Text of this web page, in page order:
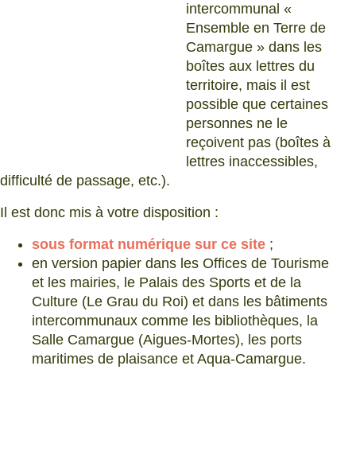
intercommunal «
Ensemble en Terre de
Camargue » dans les
boîtes aux lettres du
territoire, mais il est
possible que certaines
personnes ne le
reçoivent pas (boîtes à
lettres inaccessibles,
difficulté de passage, etc.).
Il est donc mis à votre disposition :
sous format numérique sur ce site ;
en version papier dans les Offices de Tourisme
et les mairies, le Palais des Sports et de la
Culture (Le Grau du Roi) et dans les bâtiments
intercommunaux comme les bibliothèques, la
Salle Camargue (Aigues-Mortes), les ports
maritimes de plaisance et Aqua-Camargue.